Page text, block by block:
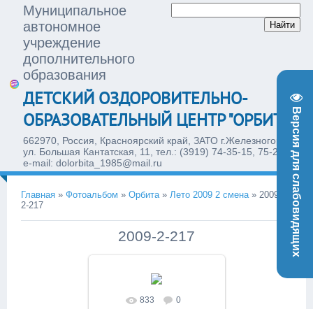
Версия для слабовидящих
Муниципальное
автономное
учреждение
дополнительного
образования
ДЕТСКИЙ ОЗДОРОВИТЕЛЬНО-
ОБРАЗОВАТЕЛЬНЫЙ ЦЕНТР "ОРБИТА"
662970, Россия, Красноярский край, ЗАТО г.Железногорск,
ул. Большая Кантатская, 11, тел.: (3919) 74-35-15, 75-28-77,
e-mail: dolorbita_1985@mail.ru
Главная » Фотоальбом » Орбита » Лето 2009 2 смена » 2009-
2-217
2009-2-217
833 0